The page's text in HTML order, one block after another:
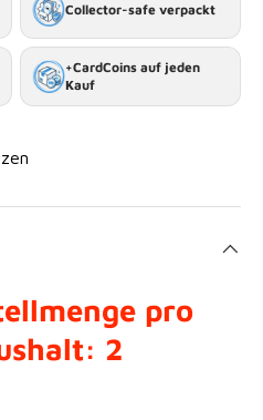
Collector-safe verpackt
+CardCoins auf jeden
Kauf
pro
2